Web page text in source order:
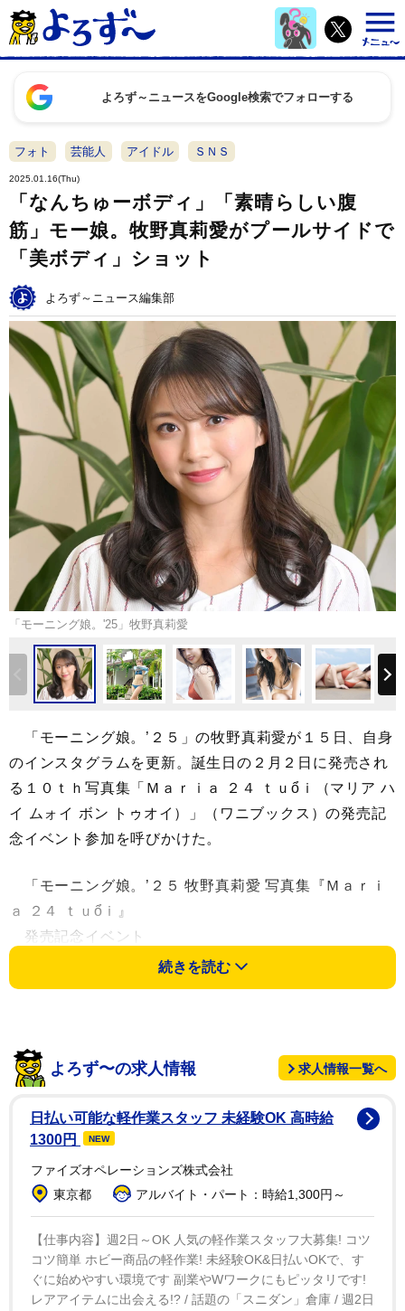
よろず～ニュースをGoogle検索でフォローする
フォト 芸能人 アイドル ＳＮＳ
2025.01.16(Thu)
「なんちゅーボディ」「素晴らしい腹
筋」モー娘。牧野真莉愛がプールサイドで
「美ボディ」ショット
よろず～ニュース編集部
「モーニング娘。'25」牧野真莉愛
「モーニング娘。’２５」の牧野真莉愛が１５日、自身
のインスタグラムを更新。誕生日の２月２日に発売され
る１０ｔｈ写真集「Ｍａｒｉａ ２４ ｔｕổｉ（マリア ハ
イ ムォイ ボン トゥオイ）」（ワニブックス）の発売記
念イベント参加を呼びかけた。
「モーニング娘。’２５ 牧野真莉愛 写真集『Ｍａｒｉ
ａ ２４ ｔｕổｉ』
発売記念イベント
日時 ２月３日（月）１８：００～
場所 ＨＭＶ＆ＢＯＯＫＳ ＳＨＩＢＵＹＡ
に来てね」と絵文字を交えながら記した。
プールサイドで美ボディを披露するショットに、フォ
ロワーからは「素晴らしい腹筋」「まりあちゃんほんと
にスタイル良すぎて綺麗すぎる、、」「なんちゅーボデ
ィしてやがる」「美しいー！」「イベント開催やった
続きを読む
よろず〜の求人情報 求人情報一覧へ
日払い可能な軽作業スタッフ 未経験OK 高時給
1300円
NEW
ファイズオペレーションズ株式会社
東京都
アルバイト・パート：時給1,300円～
【仕事内容】週2日～OK 人気の軽作業スタッフ大募集! コツ
コツ簡単 ホビー商品の軽作業! 未経験OK&日払いOKで、す
ぐに始めやすい環境です 副業やWワークにもピッタリです!
レアアイテムに出会える!? / 話題の「スニダン」倉庫 / 週2日